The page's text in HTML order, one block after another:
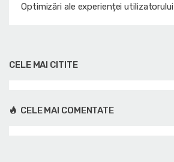
Optimizări ale experienței utilizatorului
CELE MAI CITITE
CELE MAI COMENTATE